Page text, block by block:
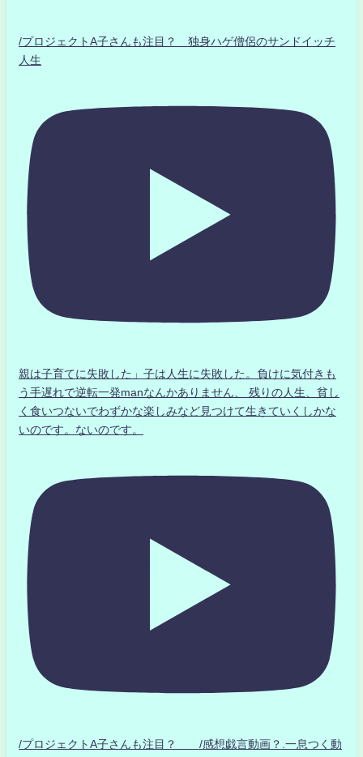
/プロジェクトA子さんも注目？ 独身ハゲ僧侶のサンドイッチ
人生
親は子育てに失敗した」子は人生に失敗した。負けに気付きも
う手遅れで逆転一発manなんかありません、 残りの人生、貧し
く食いつないでわずかな楽しみなど見つけて生きていくしかな
いのです。ないのです。
/プロジェクトA子さんも注目？ /感想戯言動画？.一息つく動